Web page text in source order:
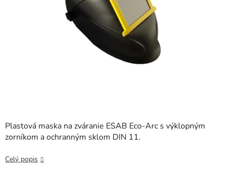
Plastová maska na zváranie ESAB Eco-Arc s výklopným
zorníkom a ochranným sklom DIN 11.
Celý popis